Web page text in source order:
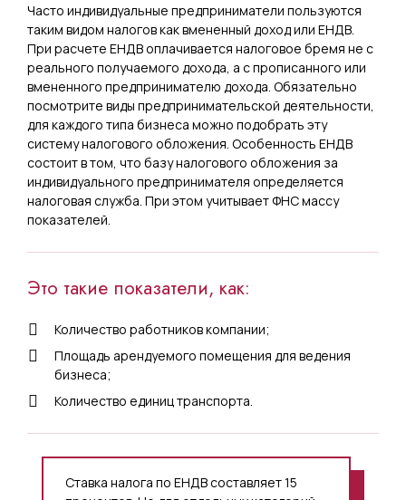
Часто индивидуальные предприниматели пользуются
таким видом налогов как вмененный доход или ЕНДВ.
При расчете ЕНДВ оплачивается налоговое бремя не с
реального получаемого дохода, а с прописанного или
вмененного предпринимателю дохода. Обязательно
посмотрите виды предпринимательской деятельности,
для каждого типа бизнеса можно подобрать эту
систему налогового обложения. Особенность ЕНДВ
состоит в том, что базу налогового обложения за
индивидуального предпринимателя определяется
налоговая служба. При этом учитывает ФНС массу
показателей.
Это такие показатели, как:
Количество работников компании;
Площадь арендуемого помещения для ведения
бизнеса;
Количество единиц транспорта.
Ставка налога по ЕНДВ составляет 15